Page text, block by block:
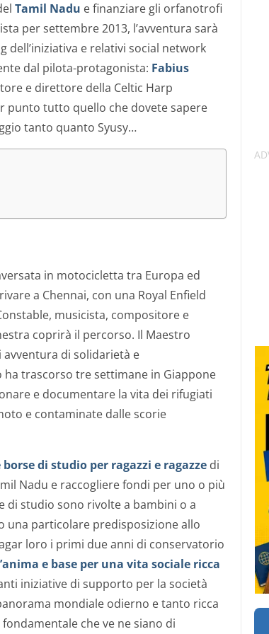
Tamil Nadu e finanziare gli orfanotrofi
per settembre 2013, l’avventura sarà
dell’iniziativa e relativi social network
dal pilota-protagonista: Fabius
e direttore della Celtic Harp
punto tutto quello che dovete sapere
tanto quanto Syusy…
in motocicletta tra Europa ed
a Chennai, con una Royal Enfield
musicista, compositore e
coprirà il percorso. Il Maestro
avventura di solidarietà e
ha trascorso tre settimane in Giappone
e documentare la vita dei rifugiati
e contaminate dalle scorie
borse di studio per ragazzi e ragazze di
Nadu e raccogliere fondi per uno o più
di studio sono rivolte a bambini o a
una particolare predisposizione allo
loro i primi due anni di conservatorio
e base per una vita sociale ricca
iniziative di supporto per la società
mondiale odierno e tanto ricca
che ve ne siano di